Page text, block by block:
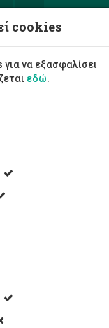
cookies
για να εξασφαλίσει
εδώ.